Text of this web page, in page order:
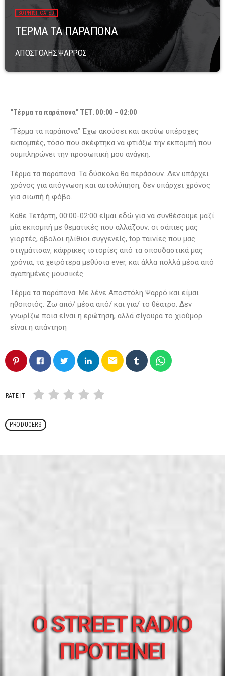
SOPHISTICATED
ΤΕΡΜΑ ΤΑ ΠΑΡΑΠΟΝΑ
ΑΠΟΣΤΟΛΗΣ ΨΑΡΡΟΣ
“Τέρμα τα παράπονα” ΤΕΤ. 00:00 – 02:00
“Τέρμα τα παράπονα” Έχω ακούσει και ακούω υπέροχες
εκπομπές, τόσο που σκέφτηκα να φτιάξω την εκπομπή που
συμπληρώνει την προσωπική μου ανάγκη.
Τέρμα τα παράπονα. Τα δύσκολα θα περάσουν. Δεν υπάρχει
χρόνος για απόγνωση και αυτολύπηση, δεν υπάρχει χρόνος
για σιωπή ή φόβο.
Κάθε Τετάρτη, 00:00-02:00 είμαι εδώ για να συνθέσουμε μαζί
μία εκπομπή με θεματικές που αλλάζουν: οι σάπιες μας
γιορτές, άβολοι ηλίθιοι συγγενείς, top ταινίες που μας
στιγμάτισαν, κάφρικες ιστορίες από τα σπουδαστικά μας
χρόνια, τα χειρότερα μεθύσια ever, και άλλα πολλά μέσα από
αγαπημένες μουσικές.
Τέρμα τα παράπονα. Με λένε Αποστόλη Ψαρρό και είμαι
ηθοποιός. Ζω από/ μέσα από/ και για/ το θέατρο. Δεν
γνωρίζω ποια είναι η ερώτηση, αλλά σίγουρα το χιούμορ
είναι η απάντηση
email
RATE IT
PRODUCERS
O STREET RADIO
ΠΡΟΤΕΙΝΕΙ